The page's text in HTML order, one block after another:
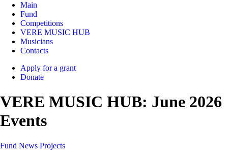
Main
Fund
Competitions
VERE MUSIC HUB
Musicians
Contacts
Apply for a grant
Donate
VERE MUSIC HUB: June 2026
Events
Fund News Projects